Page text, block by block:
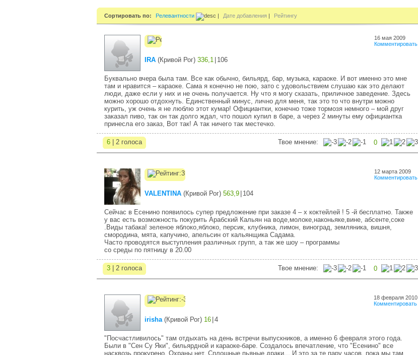
Сортировать по: Релевантности | Дате добавления | Рейтингу
IRA (Кривой Рог) 336,1 106
16 мая 2009
Комментировать
Буквально вчера была там. Все как обычно, бильярд, бар, музыка, караоке. И вот именно это мне
там и нравится – караоке. Сама я конечно не пою, зато с удовольствием слушаю как это делают
люди, даже если у них и не очень получается. Ну что я могу сказать, приличное заведение. Здесь
можно хорошо отдохнуть. Единственный минус, лично для меня, так это то что внутри можно
курить, уж очень я не люблю этот кумар! Официантки, конечно тоже тормозя немного – мой друг
заказал пиво, так он так долго ждал, что пошол купил в баре, а через 2 минуты ему официантка
принесла его заказ, Вот так! А так ничего так местечко.
6 | 2 голоса Твое мнение: 0
VALENTINA (Кривой Рог) 563,9 104
12 марта 2009
Комментировать
Сейчас в Есенино появилось супер предложение при заказе 4 – х коктейлей ! 5 -й бесплатно. Также
у вас есть возможность покурить Арабский Кальян на воде,молоке,наконьяке,вине, абсенте,соке
.Виды табака! зеленое яблоко,яблоко, персик, клубника, лимон, виноград, земляника, вишня,
смородина, мята, капучино, апельсин от кальянщика Садама.
Часто проводятся выступления различных групп, а так же шоу – программы
со среды по пятницу в 20.00
3 | 2 голоса Твое мнение: 0
irisha(Кривой Рог) 16 4
18 февраля 2010
Комментировать
"Посчастливилось" там отдыхать на день встречи выпускников, а именно 6 февраля этого года.
Были в "Сен Су Яки", бильярдной и караоке-баре. Создалось впечатление, что "Есенино" все
насквозь прокурено. Охраны нет. Сплошные пьяные драки... И это за те пару часов, пока мы там